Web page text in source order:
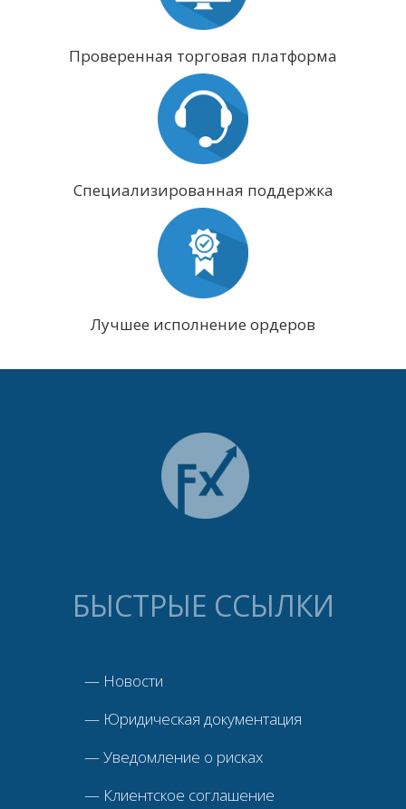
Проверенная торговая платформа
Специализированная поддержка
Лучшее исполнение ордеров
БЫСТРЫЕ ССЫЛКИ
— Новости
— Юридическая документация
—Уведомление о рисках
— Клиентское соглашение